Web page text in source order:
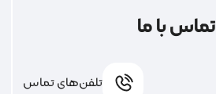
تماس با ما
تلفن‌های تماس